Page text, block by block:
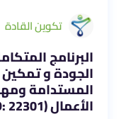
تكوين القادة
البرنامج
الجودة و
المستدامة
الأعمال (ISO: 22301)